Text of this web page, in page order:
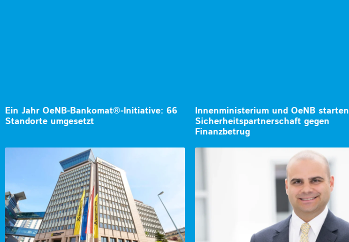
Ein Jahr OeNB-Bankomat®-Initiative: 66
Standorte umgesetzt
Innenministerium und OeNB starten
Sicherheitspartnerschaft gegen
Finanzbetrug